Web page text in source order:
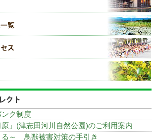
ク制度
原」(津志田河川自然公園)のご利用案内
る～ 鳥獣被害対策の手引き